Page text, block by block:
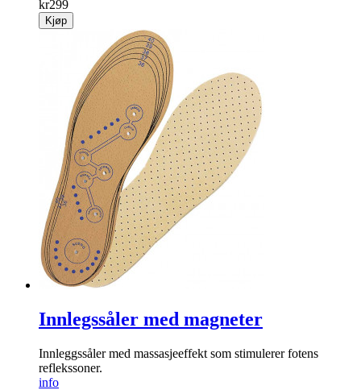
Amaryllis
Dekorativ kunstig amaryllis som pynter opp år etter år.
info
kr299
Kjøp